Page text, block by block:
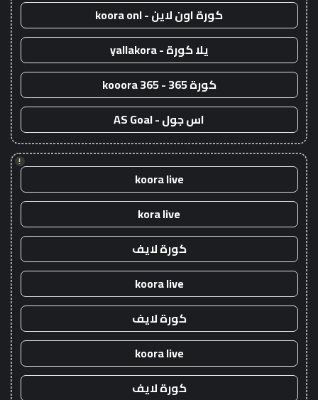
كورة اون لاين - koora onl
يلا كورة - yallakora
كورة 365 - kooora 365
اس جول - AS Goal
!
koora live
kora live
كورة لايف
koora live
كورة لايف
koora live
كورة لايف